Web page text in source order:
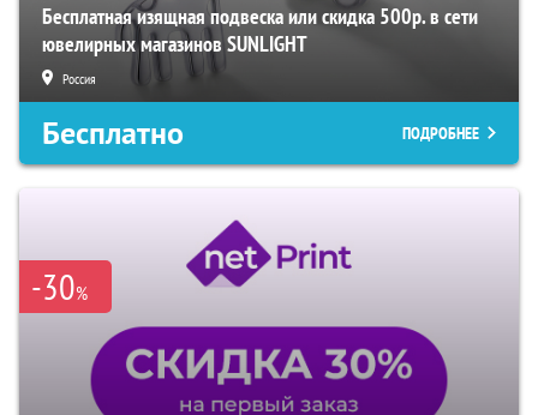
Бесплатная изящная подвеска или скидка 500р. в сети
ювелирных магазинов SUNLIGHT
Россия
Бесплатно ПОДРОБНЕЕ
-30%